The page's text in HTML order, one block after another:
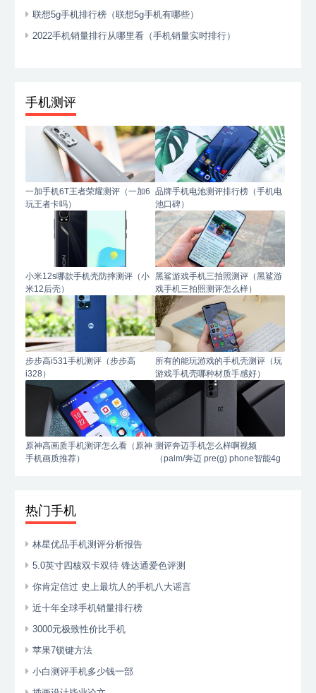
联想5g手机排行榜（联想5g手机有哪些）
2022手机销量排行从哪里看（手机销量实时排行）
手机测评
一加手机6T王者荣耀测评（一加6
玩王者卡吗）
品牌手机电池测评排行榜（手机电
池口碑）
小米12s哪款手机壳防摔测评（小
米12后壳）
黑鲨游戏手机三拍照测评（黑鲨游
戏手机三拍照测评怎么样）
步步高i531手机测评（步步高
i328）
所有的能玩游戏的手机壳测评（玩
游戏手机壳哪种材质手感好）
原神高画质手机测评怎么看（原神
手机画质推荐）
测评奔迈手机怎么样啊视频
（palm/奔迈 pre(g) phone智能4g
热门手机
林星优品手机测评分析报告
5.0英寸四核双卡双待 锋达通爱色评测
你肯定信过 史上最坑人的手机八大谣言
近十年全球手机销量排行榜
3000元极致性价比手机
苹果7锁键方法
小白测评手机多少钱一部